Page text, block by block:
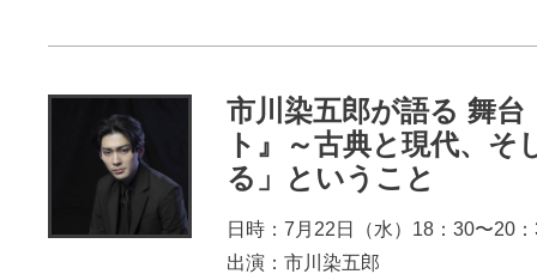
市川染五郎が語る 舞台
ト』～古典と現代、そ
る」ということ
日時：7月22日（水）18：30〜20
出演：市川染五郎